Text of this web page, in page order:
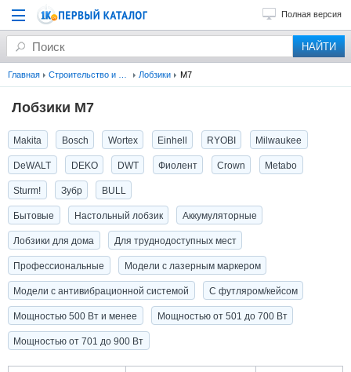
Полная версия
Главная Лобзики M7
Лобзики M7
Makita Bosch Wortex Einhell RYOBI Milwaukee
DeWALT DEKO DWT Фиолент Crown Metabo
Sturm! Зубр BULL
Бытовые Настольный лобзик Аккумуляторные
Лобзики для дома Для труднодоступных мест
Профессиональные Модели с лазерным маркером
Модели с антивибрационной системой С футляром/кейсом
Мощностью 500 Вт и менее Мощностью от 501 до 700 Вт
Мощностью от 701 до 900 Вт